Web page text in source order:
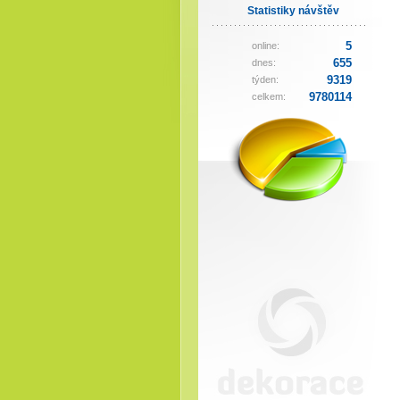
Statistiky návštěv
online: 5
dnes: 655
týden: 9319
celkem: 9780114